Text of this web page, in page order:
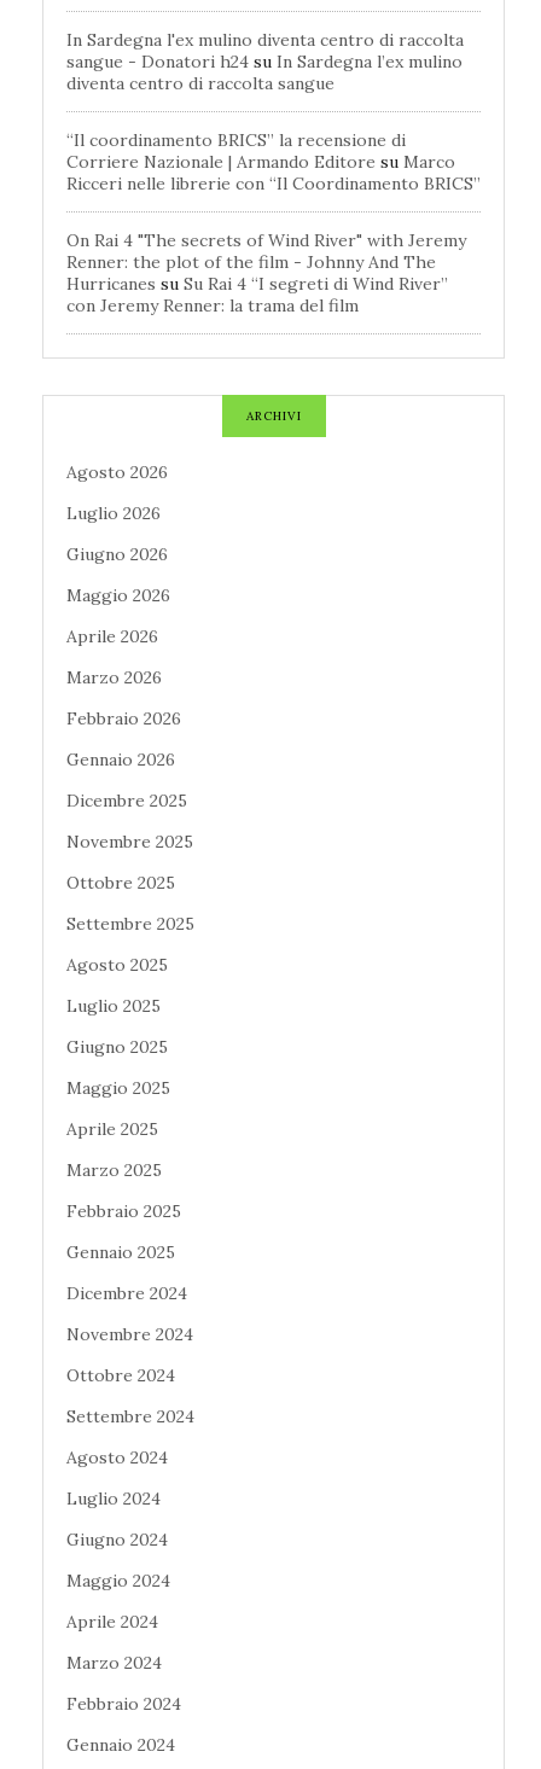
In Sardegna l'ex mulino diventa centro di raccolta
sangue - Donatori h24 su In Sardegna l’ex mulino
diventa centro di raccolta sangue
“Il coordinamento BRICS” la recensione di
Corriere Nazionale | Armando Editore su Marco
Ricceri nelle librerie con “Il Coordinamento BRICS”
On Rai 4 "The secrets of Wind River" with Jeremy
Renner: the plot of the film - Johnny And The
Hurricanes su Su Rai 4 “I segreti di Wind River”
con Jeremy Renner: la trama del film
ARCHIVI
Agosto 2026
Luglio 2026
Giugno 2026
Maggio 2026
Aprile 2026
Marzo 2026
Febbraio 2026
Gennaio 2026
Dicembre 2025
Novembre 2025
Ottobre 2025
Settembre 2025
Agosto 2025
Luglio 2025
Giugno 2025
Maggio 2025
Aprile 2025
Marzo 2025
Febbraio 2025
Gennaio 2025
Dicembre 2024
Novembre 2024
Ottobre 2024
Settembre 2024
Agosto 2024
Luglio 2024
Giugno 2024
Maggio 2024
Aprile 2024
Marzo 2024
Febbraio 2024
Gennaio 2024